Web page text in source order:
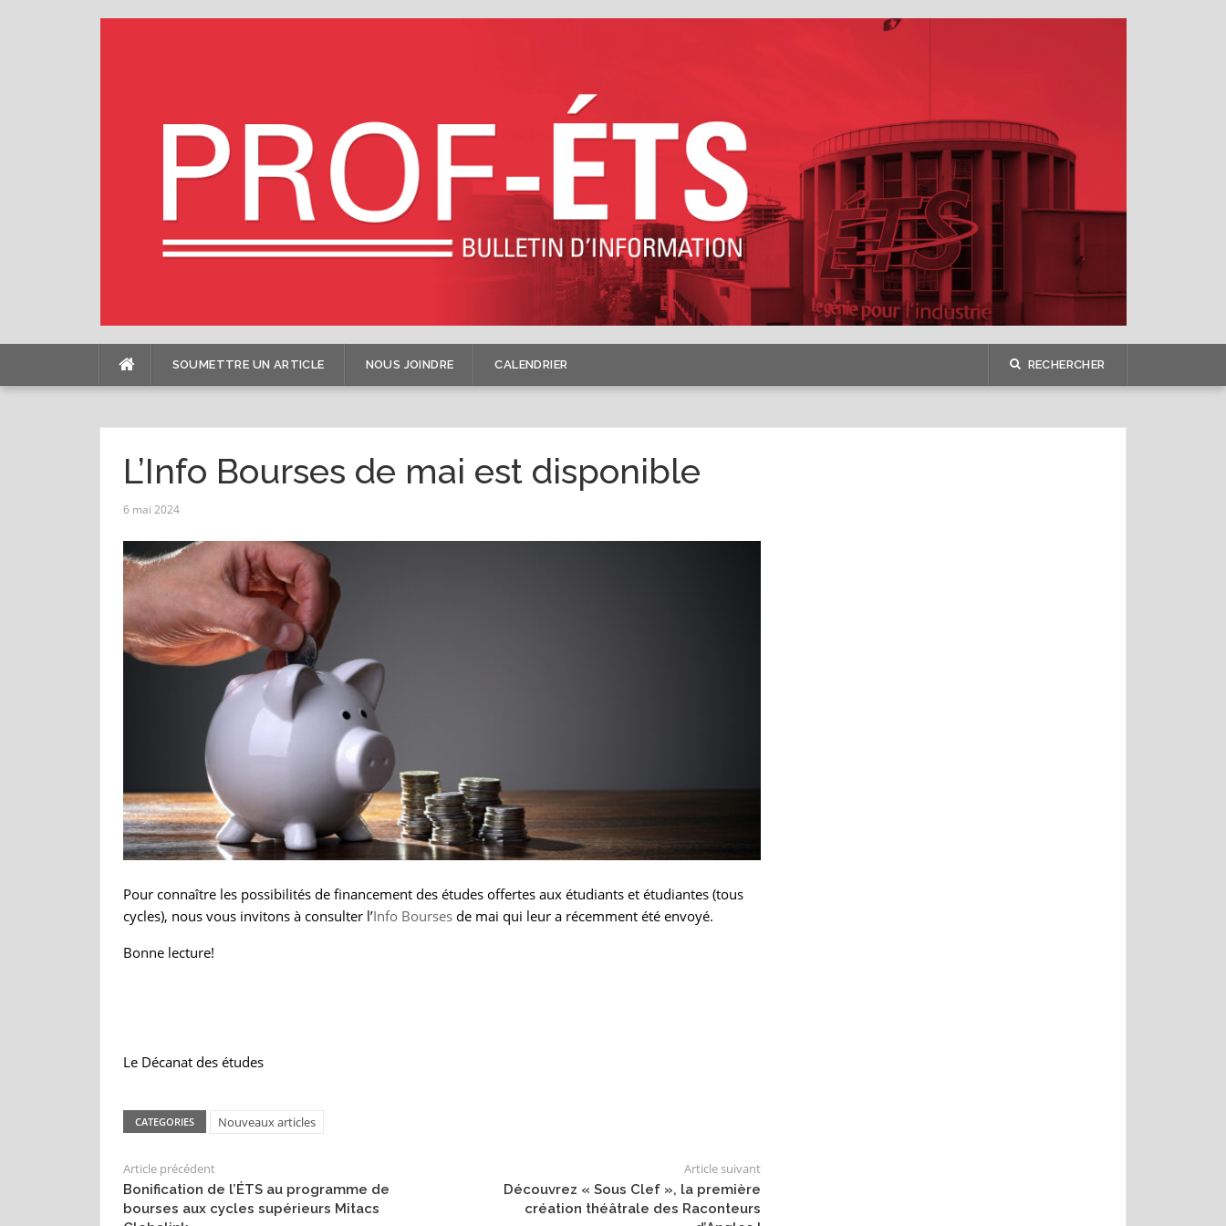
SOUMETTRE UN ARTICLE NOUS JOINDRE CALENDRIER RECHERCHER
L’Info Bourses de mai est disponible
6 mai 2024
Pour connaître les possibilités de financement des études offertes aux étudiants et étudiantes (tous
cycles), nous vous invitons à consulter l’Info Boursesde mai qui leur a récemment été envoyé.
Bonne lecture!
Le Décanat des études
CATEGORIES Nouveaux articles
Article précédent
Bonification de l’ÉTS au programme de
bourses aux cycles supérieurs Mitacs
Article suivant
Découvrez « Sous Clef », la première
création théâtrale des Raconteurs